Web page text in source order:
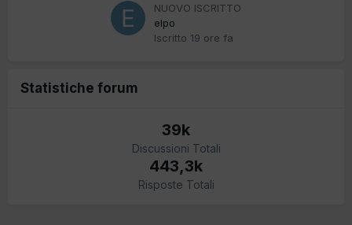
NUOVO ISCRITTO
elpo
Iscritto 19 ore fa
Statistiche forum
39k
Discussioni Totali
443,3k
Risposte Totali